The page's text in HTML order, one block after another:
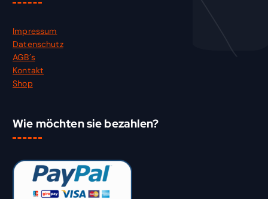
Impressum
Datenschutz
AGB´s
Kontakt
Shop
Wie möchten sie bezahlen?